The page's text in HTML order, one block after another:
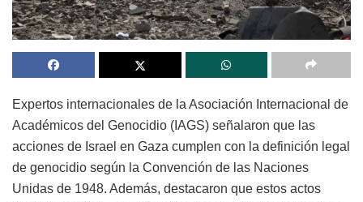
Expertos internacionales de la Asociación Internacional de
Académicos del Genocidio (IAGS) señalaron que las
acciones de Israel en Gaza cumplen con la definición legal
de genocidio según la Convención de las Naciones
Unidas de 1948. Además, destacaron que estos actos